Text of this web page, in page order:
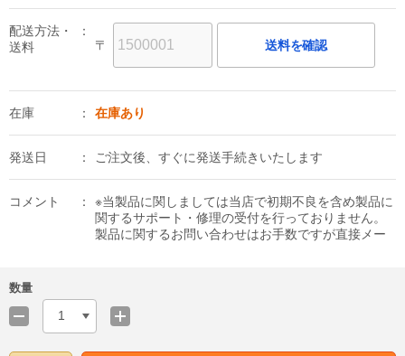
配送方法・
送料
〒 送料を確認
在庫 在庫あり
発送日 ご注文後、すぐに発送手続きいたします
コメント
※当製品に関しましては当店で初期不良を含め製品に
関するサポート・修理の受付を行っておりません。
製品に関するお問い合わせはお手数ですが直接メー
数量
1